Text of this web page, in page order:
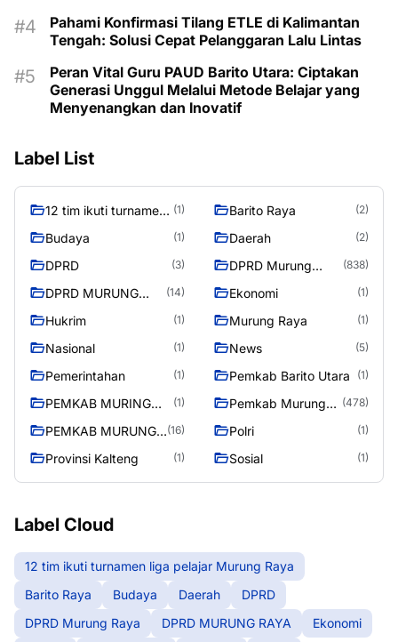
Pahami Konfirmasi Tilang ETLE di Kalimantan
Tengah: Solusi Cepat Pelanggaran Lalu Lintas
Peran Vital Guru PAUD Barito Utara: Ciptakan
Generasi Unggul Melalui Metode Belajar yang
Menyenangkan dan Inovatif
Label List
12 tim ikuti turnamen
Raya
(1) Barito Raya (2)
Budaya (1) Daerah (2)
DPRD (3)
DPRD Murung
(838)
DPRD MURUNG
(14) Ekonomi (1)
Hukrim (1) Murung Raya (1)
Nasional (1) News (5)
Pemerintahan (1) Pemkab Barito Utara (1)
PEMKAB MURING
(1)
Pemkab Murung
(478)
PEMKAB MURUNG
(16) Polri (1)
Provinsi Kalteng (1) Sosial (1)
Label Cloud
12 tim ikuti turnamen liga pelajar Murung Raya
Barito Raya
Budaya Daerah
DPRD
DPRD Murung Raya
DPRD MURUNG RAYA
Ekonomi